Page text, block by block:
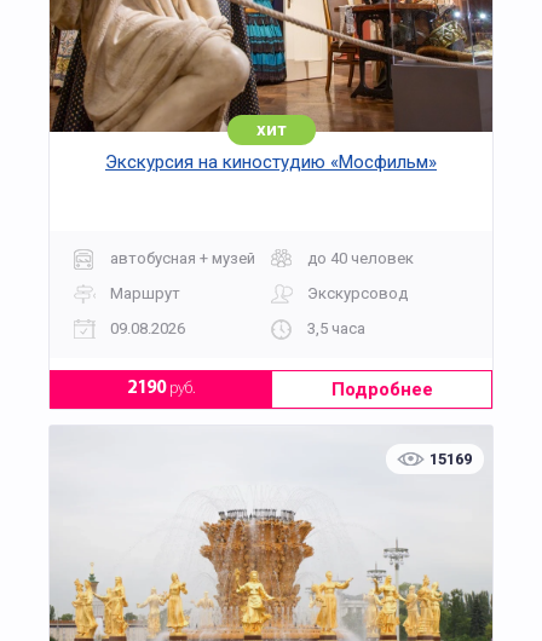
хит
Экскурсия на киностудию «Мосфильм»
автобусная + музей
до 40 человек
Маршрут
Экскурсовод
09.08.2026
3,5 часа
2190руб. Подробнее
15169